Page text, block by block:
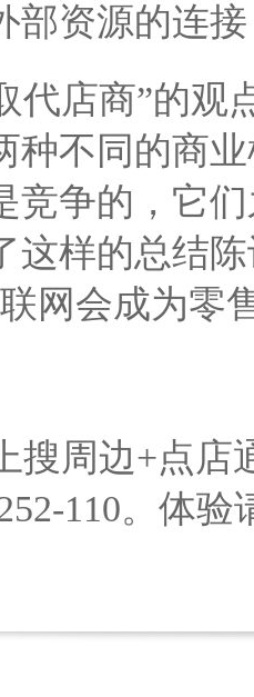
部资源的连
代店商”的观
种不同的商
竞争的，它
这样的总结
网会成为零
搜周边+点店
110。体验